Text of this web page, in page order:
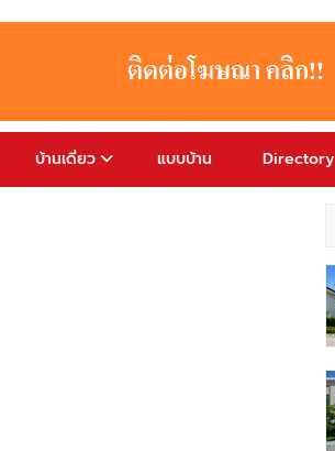
บ้านเดี่ยว แบบบ้าน Directory